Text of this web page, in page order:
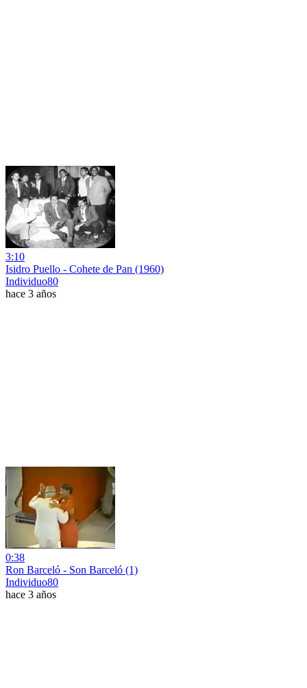
3:10
Isidro Puello - Cohete de Pan (1960)
Individuo80
hace 3 años
0:38
Ron Barceló - Son Barceló (1)
Individuo80
hace 3 años